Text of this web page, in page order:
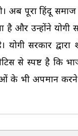
अब पूरा हिंदू
है और उन्होंने योगी
योगी सरकार द्वारा
से स्पष्ट है कि
के भी अपमान